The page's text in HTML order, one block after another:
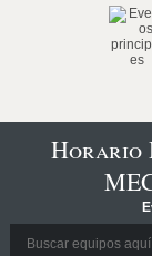
Horario